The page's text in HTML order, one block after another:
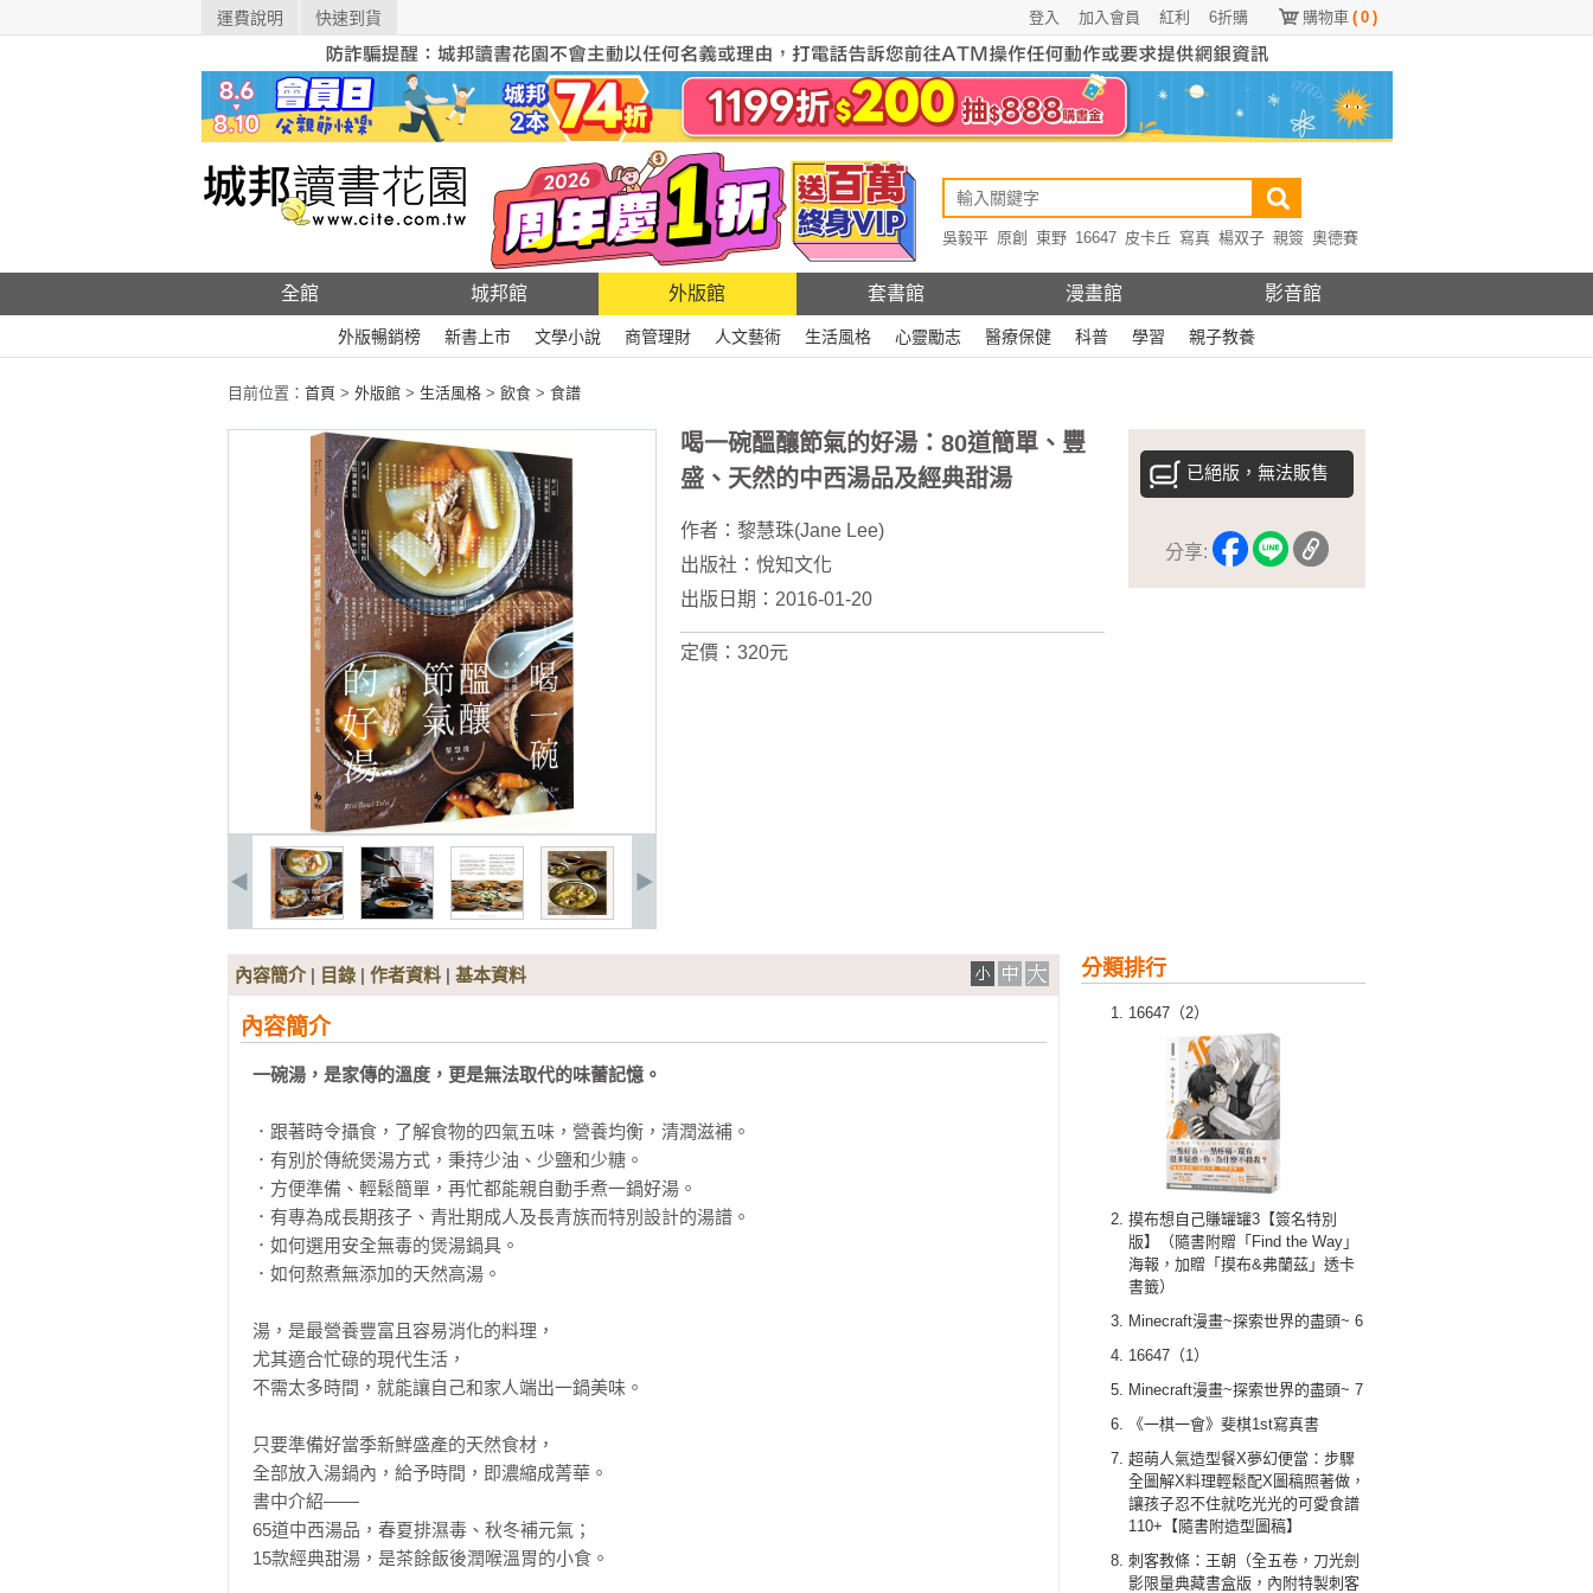
運費說明 快速到貨 購物車 ( 0 )
6折購
紅利
加入會員
登入
吳毅平 原創 東野 16647 皮卡丘 寫真 楊双子 親簽 奧德賽
全館 城邦館 外版館 套書館 漫畫館 影音館
外版暢銷榜 新書上市 文學小說 商管理財 人文藝術 生活風格 心靈勵志 醫療保健 科普 學習 親子教養
目前位置： 首頁 > 外版館 > 生活風格 > 飲食 > 食譜
已絕版，無法販售
分享:
喝一碗醞釀節氣的好湯：80道簡單、豐
盛、天然的中西湯品及經典甜湯
作者： 黎慧珠(Jane Lee)
出版社： 悅知文化
出版日期：2016-01-20
定價：320元
分類排行
16647（2）
摸布想自己賺罐罐3【簽名特別
版】（隨書附贈「Find the Way」
海報，加贈「摸布&弗蘭茲」透卡
書籤）
Minecraft漫畫~探索世界的盡頭~ 6
16647（1）
Minecraft漫畫~探索世界的盡頭~ 7
《一棋一會》斐棋1st寫真書
超萌人氣造型餐X夢幻便當：步驟
全圖解X料理輕鬆配X圖稿照著做，
讓孩子忍不住就吃光光的可愛食譜
110+【隨書附造型圖稿】
刺客教條：王朝（全五卷，刀光劍
影限量典藏書盒版，內附特製刺客
內容簡介| 目錄 | 作者資料 | 基本資料
內容簡介
一碗湯，是家傳的溫度，更是無法取代的味蕾記憶。
．跟著時令攝食，了解食物的四氣五味，營養均衡，清潤滋補。
．有別於傳統煲湯方式，秉持少油、少鹽和少糖。
．方便準備、輕鬆簡單，再忙都能親自動手煮一鍋好湯。
．有專為成長期孩子、青壯期成人及長青族而特別設計的湯譜。
．如何選用安全無毒的煲湯鍋具。
．如何熬煮無添加的天然高湯。
湯，是最營養豐富且容易消化的料理，
尤其適合忙碌的現代生活，
不需太多時間，就能讓自己和家人端出一鍋美味。
只要準備好當季新鮮盛產的天然食材，
全部放入湯鍋內，給予時間，即濃縮成菁華。
書中介紹——
65道中西湯品，春夏排濕毒、秋冬補元氣；
15款經典甜湯，是茶餘飯後潤喉溫胃的小食。